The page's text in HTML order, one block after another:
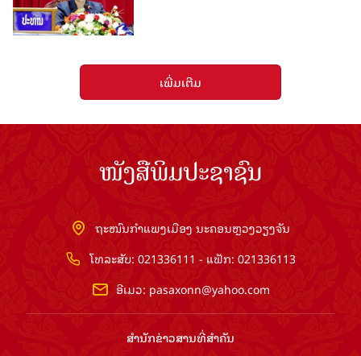
ເພີ່ມເຕີມ
ໜັງສືພິມປະຊາຊົນ
ຖະໜົນກຳແພງເມືອງ ນະຄອນຫຼວງວຽງຈັນ
ໂທລະສັບ: 021336111 - ແຟັກ: 021336113
ອີເມວ: pasaxonn@yahoo.com
ສຳ​ນັກ​ຂ່າວ​ສານ​ທີ່​ສຳ​ຄັນ​